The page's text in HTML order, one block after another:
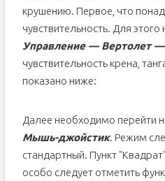
крушению. Первое, что
чувствительность. Для
Управление — Вертолет
чувствительность крена,
показано ниже:
Далее необходимо перейти
Мышь-джойстик. Режим
стандартный. Пункт
особо следует отметить